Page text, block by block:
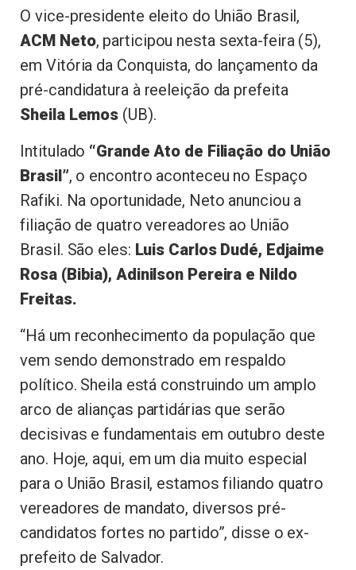
O vice-presidente eleito do União Brasil,
ACM Neto, participou nesta sexta-feira (5),
em Vitória da Conquista, do lançamento da
pré-candidatura à reeleição da prefeita
Sheila Lemos (UB).
Intitulado “Grande Ato de Filiação do União
Brasil”, o encontro aconteceu no Espaço
Rafiki. Na oportunidade, Neto anunciou a
filiação de quatro vereadores ao União
Brasil. São eles: Luis Carlos Dudé, Edjaime
Rosa (Bibia), Adinilson Pereira e Nildo
Freitas.
“Há um reconhecimento da população que
vem sendo demonstrado em respaldo
político. Sheila está construindo um amplo
arco de alianças partidárias que serão
decisivas e fundamentais em outubro deste
ano. Hoje, aqui, em um dia muito especial
para o União Brasil, estamos filiando quatro
vereadores de mandato, diversos pré-
candidatos fortes no partido”, disse o ex-
prefeito de Salvador.